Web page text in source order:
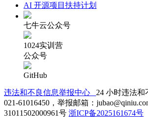
AI 开源项目扶持计划
七牛云公众号
1024实训营
公众号
GitHub
违法和不良信息举报中心 24 小时违法和
021-61016450，举报邮箱：
31011502000961号 浙ICP备2025161674号